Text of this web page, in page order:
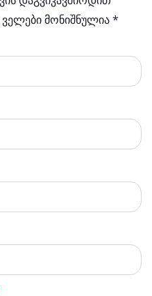
მონიშნულია *